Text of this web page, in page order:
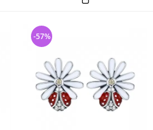
-57%